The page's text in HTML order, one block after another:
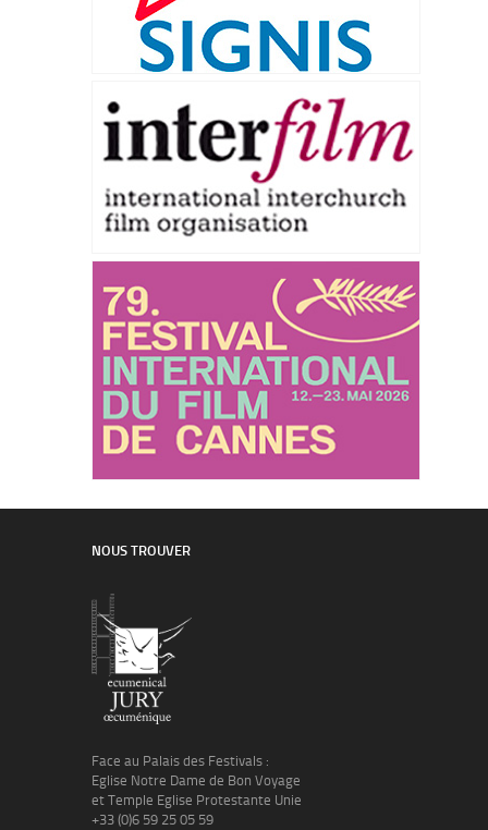
NOUS TROUVER
Face au Palais des Festivals :
Eglise Notre Dame de Bon Voyage
et Temple Eglise Protestante Unie
+33 (0)6 59 25 05 59